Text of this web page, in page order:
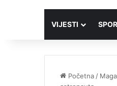
VIJESTI
Početna /